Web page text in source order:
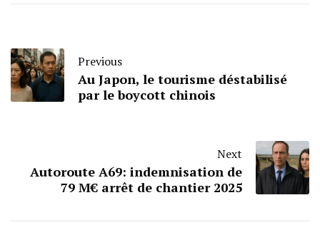
Previous
Au Japon, le tourisme déstabilisé
par le boycott chinois
Next
Autoroute A69: indemnisation de
79 M€ arrêt de chantier 2025